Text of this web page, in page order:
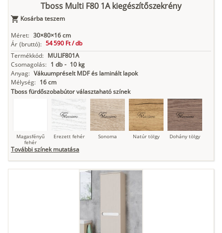
Antracit Matt fekete
Tboss Multi F80 1A kiegészítőszekrény
Kosárba teszem
Méret: 30×80×16 cm
Ár (bruttó): 54 590 Ft /db
Termékkód: MULIF801A
Csomagolás: 1 db - 10 kg
Anyag: Vákuumpréselt MDF és laminált lapok
Mélység: 16 cm
Tboss fürdőszobabútor választaható színek
Magasfényű
fehér
Erezett fehér Sonoma Natúr tölgy Dohány tölgy
További színek mutatása